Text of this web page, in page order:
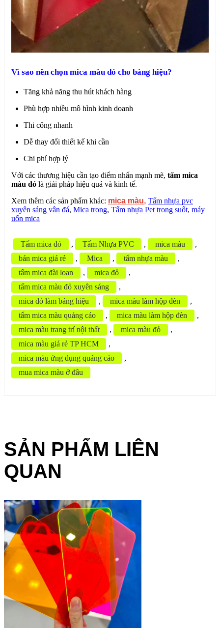
Vì sao nên chọn mica màu đỏ cho bảng hiệu?
Tăng khả năng thu hút khách hàng
Phù hợp nhiều mô hình kinh doanh
Thi công nhanh
Dễ thay đổi thiết kế khi cần
Chi phí hợp lý
Với các thương hiệu cần tạo điểm nhấn mạnh mẽ, tấm mica
màu đỏ là giải pháp hiệu quả và kinh tế.
Xem thêm các sản phẩm khác: mica màu, Tấm nhựa pvc
xuyên sáng vân đá, Mica trong, Tấm nhựa Pet trong suốt, máy
uốn mica
Tấm mica đỏ , Tấm Nhựa PVC , mica màu
,
bán mica giá rẻ
, Mica , tấm nhựa màu
,
tấm mica đài loan
, mica đỏ
,
tấm mica màu đỏ xuyên sáng
,
mica đỏ làm bảng hiệu
, mica màu làm hộp đèn
,
tấm mica màu quảng cáo
, mica màu làm hộp đèn
,
mica màu trang trí nội thất
, mica màu đỏ
,
mica màu giá rẻ TP HCM
,
mica màu ứng dụng quảng cáo
,
mua mica màu ở đâu
SẢN PHẨM LIÊN
QUAN